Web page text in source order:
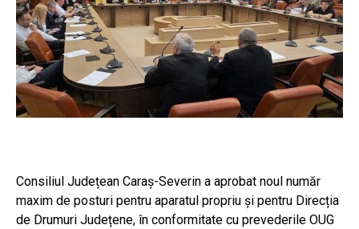
Consiliul Județean Caraș-Severin a aprobat noul număr
maxim de posturi pentru aparatul propriu și pentru Direcția
de Drumuri Județene, în conformitate cu prevederile OUG